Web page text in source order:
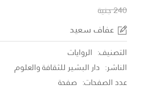
240 جنية
عفاف سعيد
التصنيف: الروايات
الناشر: دار البشير للثقافة والعلوم
عدد الصفحات: صفحة